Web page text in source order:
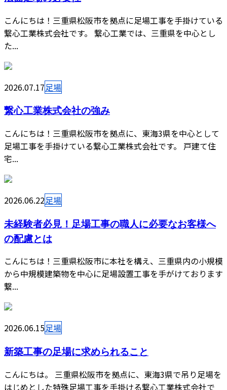
こんにちは！三重県松阪市を拠点に足場工事を手掛けている
繋心工業株式会社です。 繋心工業では、三重県を中心とし
た...
2026.07.17足場
繋心工業株式会社の強み
こんにちは！三重県松阪市を拠点に、東海3県を中心として
足場工事を手掛けている繋心工業株式会社です。 戸建て住
宅...
2026.06.22足場
未経験者必見！足場工事の職人に必要なお客様へ
の配慮とは
こんにちは！三重県松阪市に本社を構え、三重県内の小規模
から中規模建築物を中心に足場設置工事を手がけております
繋...
2026.06.15足場
新築工事の足場に求められること
こんにちは。 三重県松阪市を拠点に、東海3県で吊り足場を
はじめとした特殊足場工事を手掛ける繋心工業株式会社で